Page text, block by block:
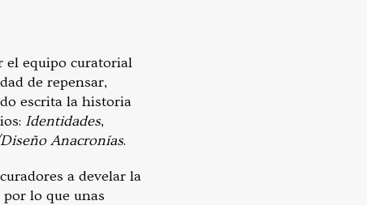
el equipo curatorial
de repensar,
escrita la historia
Identidades,
Anacronías.
a develar la
lo que unas